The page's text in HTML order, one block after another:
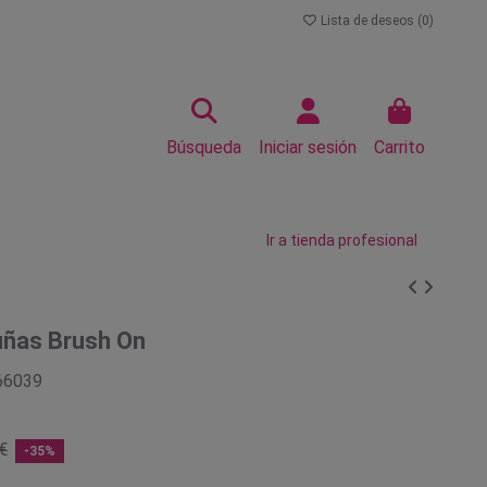
Lista de deseos (0)
Búsqueda Iniciar sesión Carrito
Ir a tienda profesional
Brush On
-35%